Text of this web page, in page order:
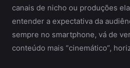
canais de nicho ou produções
entender a expectativa da
sempre no smartphone, vá de
conteúdo mais “cinemático”,